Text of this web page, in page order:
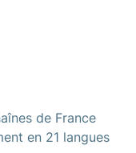
de France
en 21 langues